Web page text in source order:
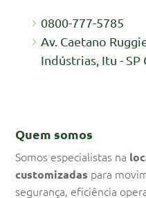
0800-777-5785
Av. Caetano
Indústrias, Itu - SP
Quem somos
Somos especialistas na
customizadas para
segurança, eficiência